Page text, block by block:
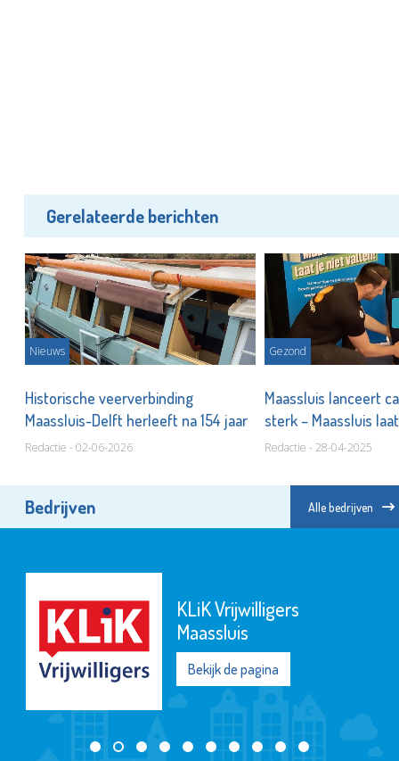
Gerelateerde berichten
Nieuws
Historische veerverbinding
Maassluis-Delft herleeft na 154 jaar
Redactie - 02-06-2026
Gezond
Maassluis lanceert
sterk – Maassluis
Redactie - 28-04-2025
Bedrijven Alle bedrijven
KLiK Vrijwilligers
Maassluis
Bekijk de pagina